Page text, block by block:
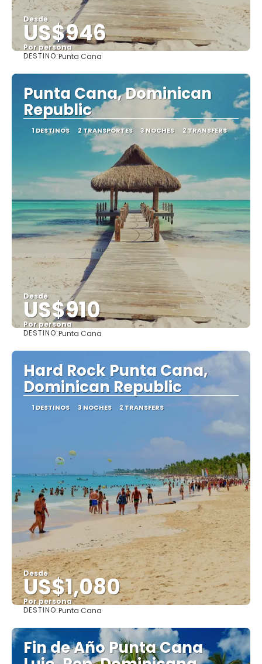
Desde
US$946
Por persona
DESTINO:Punta Cana
Punta Cana, Dominican
Republic
1 DESTINOS 2 TRANSPORTES 3 NOCHES 2 TRANSFERS
Desde
US$910
Por persona
DESTINO:Punta Cana
Hard Rock Punta Cana,
Dominican Republic
1 DESTINOS 3 NOCHES 2 TRANSFERS
Desde
US$1,080
Por persona
DESTINO:Punta Cana
Fin de Año Punta Cana